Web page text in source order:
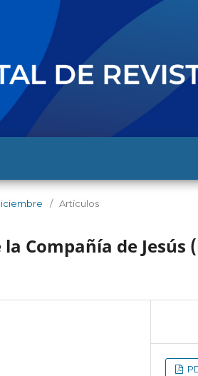
/ Artículos
Compañía de Jesús